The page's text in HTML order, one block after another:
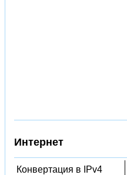
Интернет
Конвертация в IPv4